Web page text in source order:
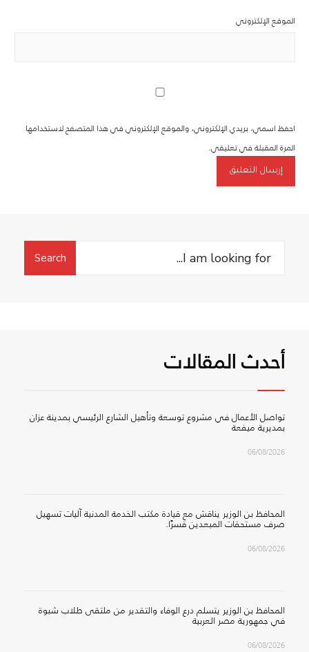
الموقع الإلكتروني
احفظ اسمي، بريدي الإلكتروني، والموقع الإلكتروني في هذا المتصفح لاستخدامها
المرة المقبلة في تعليقي.
Search
Search
أحدث المقالات
تواصل الأعمال في مشروع توسعة وتأهيل الشارع الرئيسي بمدينة عزان
بمديرية ميفعة
06/08/2026
المحافظ بن الوزير يناقش مع قيادة مكتب الخدمة المدنية آليات تسهيل
صرف مستحقات المبعدين قسرًا.
06/08/2026
المحافظ بن الوزير يتسلم درع الوفاء والتقدير من ملتقى طلاب شبوة
في جمهورية مصر العربية
06/08/2026